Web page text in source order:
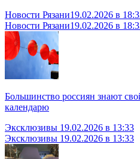
Новости Рязани19.02.2026 в
Новости Рязани19.02.2026 в
Большинство россиян знают
календарю
Эксклюзивы 19.02.2026 в 13:33
Эксклюзивы 19.02.2026 в 13:33